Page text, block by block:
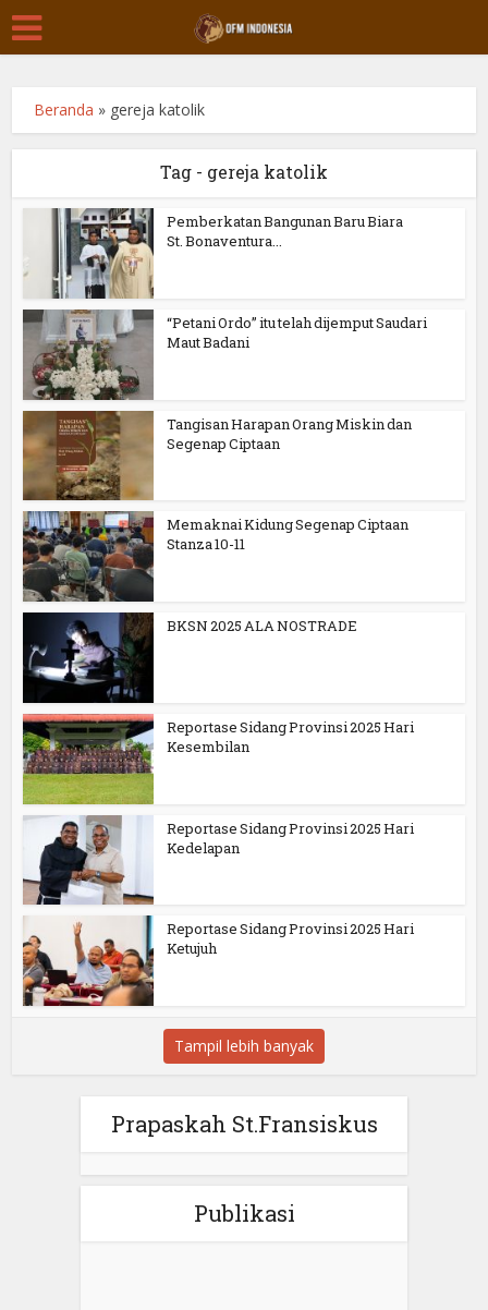
Beranda » gereja katolik
Tag - gereja katolik
Pemberkatan Bangunan Baru Biara
St. Bonaventura...
“Petani Ordo” itu telah dijemput Saudari
Maut Badani
Tangisan Harapan Orang Miskin dan
Segenap Ciptaan
Memaknai Kidung Segenap Ciptaan
Stanza 10-11
BKSN 2025 ALA NOSTRADE
Reportase Sidang Provinsi 2025 Hari
Kesembilan
Reportase Sidang Provinsi 2025 Hari
Kedelapan
Reportase Sidang Provinsi 2025 Hari
Ketujuh
Tampil lebih banyak
Prapaskah St.Fransiskus
Publikasi